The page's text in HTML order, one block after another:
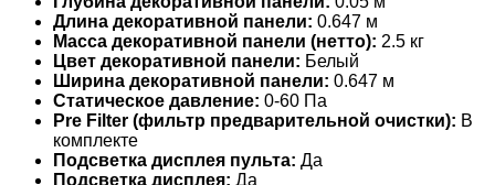
Длина декоративной панели: 0.647 м
Масса декоративной панели (нетто): 2.5 кг
Цвет декоративной панели: Белый
Ширина декоративной панели: 0.647 м
Статическое давление: 0-60 Па
Pre Filter (фильтр предварительной очистки): В
комплекте
Подсветка дисплея пульта: Да
Подсветка дисплея: Да